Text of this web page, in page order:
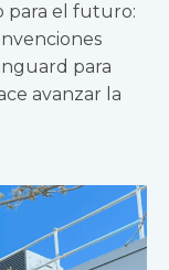
para el futuro:
para
avanzar la